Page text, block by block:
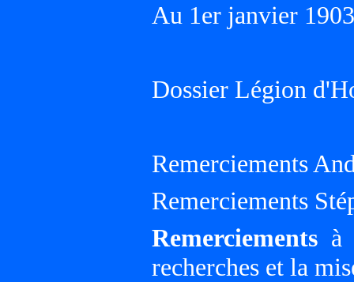
Au 1er janvier
Dossier Légion
Remerciements
Remerciements
Remerciements à
recherches et la